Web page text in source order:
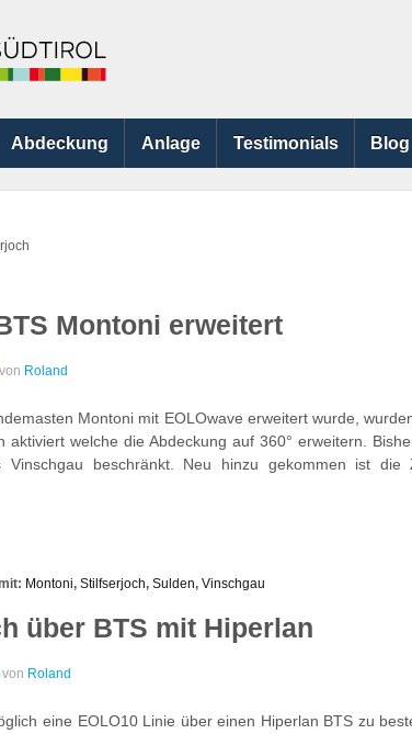
Abdeckung Anlage Testimonials Blog
Montoni erweitert
von Roland
Montoni mit EOLOwave erweitert wurde,
aktiviert welche die Abdeckung auf 360° erweitern.
beschränkt. Neu hinzu gekommen ist die
Montoni, Stilfserjoch, Sulden, Vinschgau
über BTS mit Hiperlan
von Roland
eine EOLO10 Linie über einen Hiperlan BTS zu